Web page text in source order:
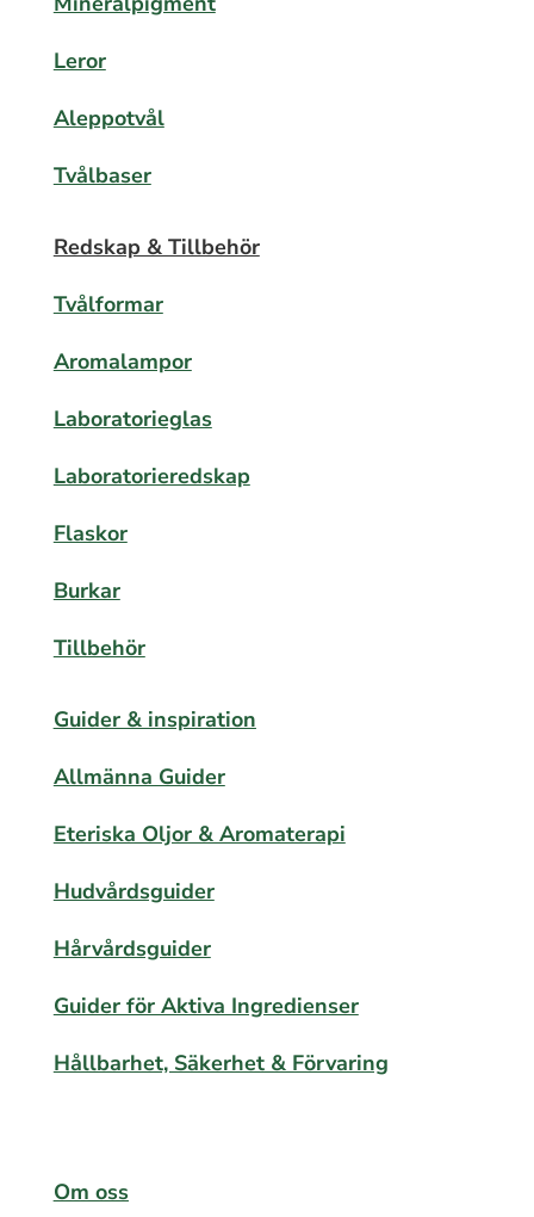
Leror
Aleppotvål
Tvålbaser
Redskap & Tillbehör
Tvålformar
Aromalampor
Laboratorieglas
Laboratorieredskap
Flaskor
Burkar
Tillbehör
Guider & inspiration
Allmänna Guider
Eteriska Oljor & Aromaterapi
Hudvårdsguider
Hårvårdsguider
Guider för Aktiva Ingredienser
Hållbarhet, Säkerhet & Förvaring
Om oss